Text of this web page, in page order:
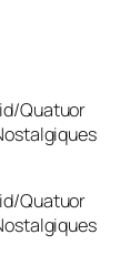
Quatuor
Quatuor